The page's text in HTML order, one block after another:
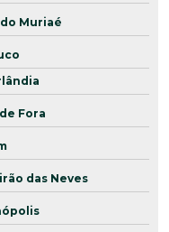
Muriaé
Fora
das Neves